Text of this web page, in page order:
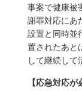
事案で健康被
謝罪対応にあ
設置と同時並
置されたあと
して継続して
【応急対応が